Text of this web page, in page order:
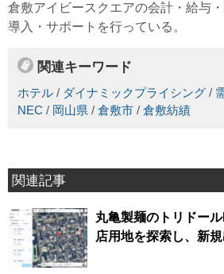
倉敷アイビースクエアの会計・給与
導入・サポートを行っている。
関連キーワード
ホテル / ダイナミックプライシング /
NEC / 岡山県 / 倉敷市 / 倉敷紡績
関連記事
丸亀製麺のトリドー
店用地を探索し、新